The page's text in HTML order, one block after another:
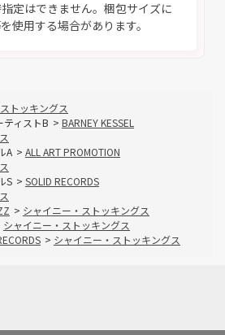
定はできません。梱包サイズに
使用する場合があります。
トッキングス
ティストB > BARNEY KESSEL
A > ALL ART PROMOTION
S > SOLID RECORDS
> シャイニー・ストッキングス
シャイニー・ストッキングス
> シャイニー・ストッキングス